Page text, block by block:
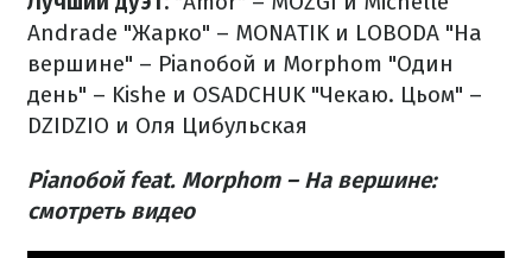
Andrade "Жарко" – МОNATIK и LOBODA "На
вершине" – Pianoбой и Morphom "Один
день" – Kishe и OSADCHUK "Чекаю. Цьом" –
DZIDZIO и Оля Цибульская
Pianoбой feat. Morphom – На вершине:
смотреть видео